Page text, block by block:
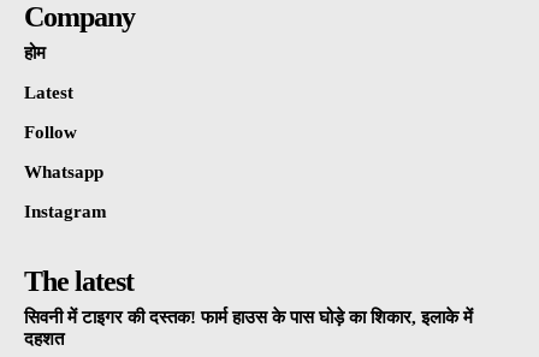
Company
होम
Latest
Follow
Whatsapp
Instagram
The latest
सिवनी में टाइगर की दस्तक! फार्म हाउस के पास घोड़े का शिकार, इलाके में
दहशत